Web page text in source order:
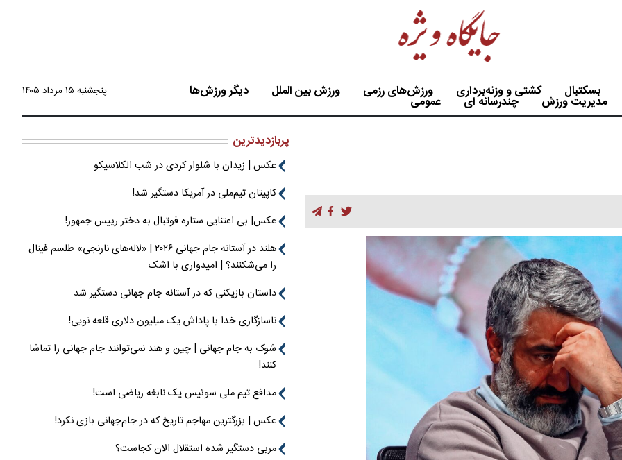
بسکتبال کشتی و وزنه‌برداری ورزش‌های رزمی ورزش بین الملل دیگر ورزش‌ها
مدیریت ورزش چندرسانه ای عمومی
پنجشنبه ۱۵ مرداد ۱۴۰۵
پربازدیدترین
عکس | زیدان با شلوار کردی در شب الکلاسیکو
کاپیتان تیم‌ملی در آمریکا دستگیر شد!
عکس| بی اعتنایی ستاره فوتبال به دختر رییس جمهور!
هلند در آستانه جام جهانی ۲۰۲۶ | «لاله‌های نارنجی» طلسم فینال
را می‌شکنند؟ | امیدواری با اشک
داستان بازیکنی که در آستانه جام جهانی دستگیر شد
ناسازگاری خدا با پاداش یک میلیون دلاری قلعه نویی!
شوک به جام جهانی | چین و هند نمی‌توانند جام جهانی را تماشا
کنند!
مدافع تیم ملی سوئیس یک نابغه ریاضی است!
عکس | بزرگترین مهاجم تاریخ که در جام‌جهانی بازی نکرد!
مربی دستگیر شده استقلال الان کجاست؟